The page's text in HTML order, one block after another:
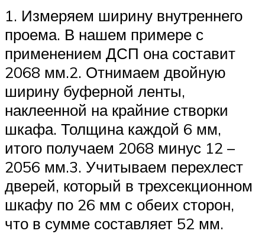
1. Измеряем ширину внутреннего
проема. В нашем примере с
применением ДСП она составит
2068 мм.2. Отнимаем двойную
ширину буферной ленты,
наклеенной на крайние створки
шкафа. Толщина каждой 6 мм,
итого получаем 2068 минус 12 –
2056 мм.3. Учитываем перехлест
дверей, который в трехсекционном
шкафу по 26 мм с обеих сторон,
что в сумме составляет 52 мм.